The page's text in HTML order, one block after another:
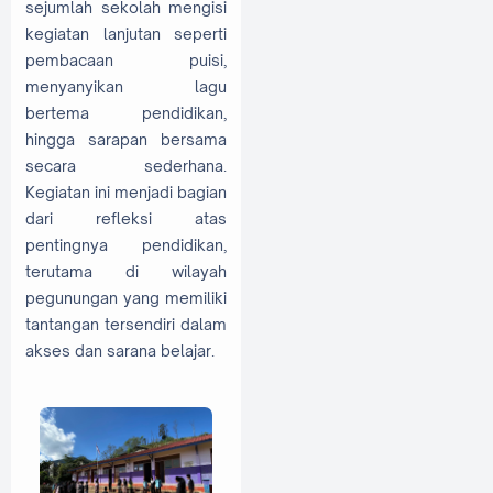
sejumlah sekolah mengisi
kegiatan lanjutan seperti
pembacaan puisi,
menyanyikan lagu
bertema pendidikan,
hingga sarapan bersama
secara sederhana.
Kegiatan ini menjadi bagian
dari refleksi atas
pentingnya pendidikan,
terutama di wilayah
pegunungan yang memiliki
tantangan tersendiri dalam
akses dan sarana belajar.